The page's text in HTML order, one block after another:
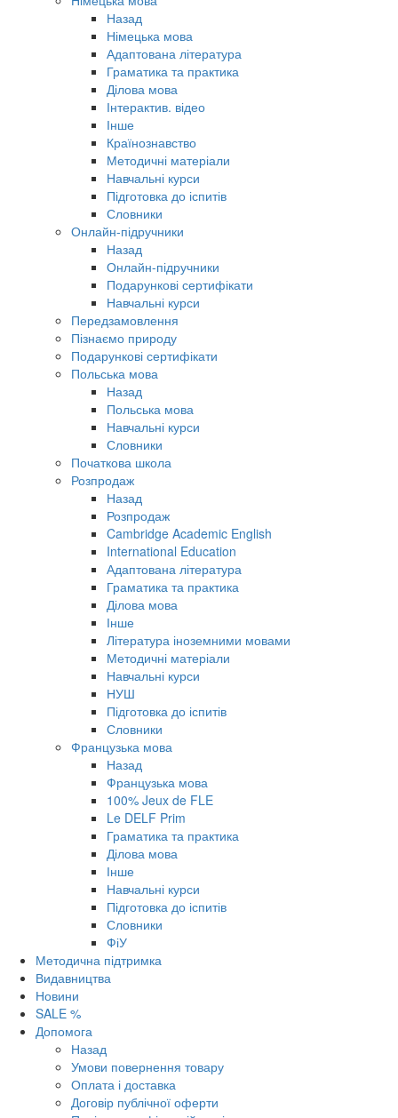
Назад
Німецька мова
Адаптована література
Граматика та практика
Ділова мова
Інтерактив. відео
Інше
Країнознавство
Методичні матеріали
Навчальні курси
Підготовка до іспитів
Словники
Онлайн-підручники
Назад
Онлайн-підручники
Подарункові сертифікати
Навчальні курси
Передзамовлення
Пізнаємо природу
Подарункові сертифікати
Польська мова
Назад
Польська мова
Навчальні курси
Словники
Початкова школа
Розпродаж
Назад
Розпродаж
Cambridge Academic English
International Education
Адаптована література
Граматика та практика
Ділова мова
Інше
Література іноземними мовами
Методичні матеріали
Навчальні курси
НУШ
Підготовка до іспитів
Словники
Французька мова
Назад
Французька мова
100% Jeux de FLE
Le DELF Prim
Граматика та практика
Ділова мова
Інше
Навчальні курси
Підготовка до іспитів
Словники
ФіУ
Методична підтримка
Видавництва
Новини
SALE %
Допомога
Назад
Умови повернення товару
Оплата і доставка
Договір публічної оферти